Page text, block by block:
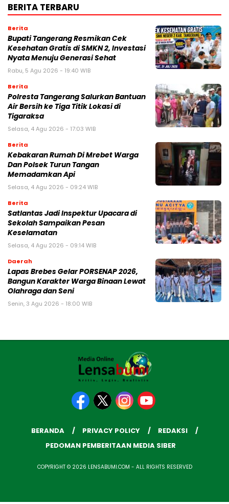
BERITA TERBARU
Berita
‎Bupati Tangerang Resmikan Cek
Kesehatan Gratis di SMKN 2, Investasi
Nyata Menuju Generasi Sehat
Rabu, 5 Agu 2026 - 19:40 WIB
Berita
Polresta Tangerang Salurkan Bantuan
Air Bersih ke Tiga Titik Lokasi di
Tigaraksa
Selasa, 4 Agu 2026 - 17:03 WIB
Berita
Kebakaran Rumah Di Mrebet Warga
Dan Polsek Turun Tangan
Memadamkan Api
Selasa, 4 Agu 2026 - 09:24 WIB
Berita
Satlantas Jadi Inspektur Upacara di
Sekolah Sampaikan Pesan
Keselamatan
Selasa, 4 Agu 2026 - 09:14 WIB
Daerah
Lapas Brebes Gelar PORSENAP 2026,
Bangun Karakter Warga Binaan Lewat
Olahraga dan Seni
Senin, 3 Agu 2026 - 18:00 WIB
BERANDA PRIVACY POLICY
REDAKSI
PEDOMAN PEMBERITAAN MEDIA SIBER
COPYRIGHT © 2026 LENSABUMI.COM - ALL RIGHTS RESERVED